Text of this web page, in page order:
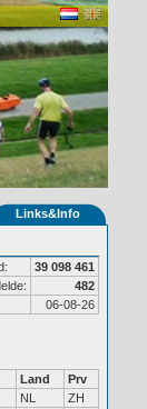
Links&Info
39 098 461
482
06-08-26
Land
Prv
NL
ZH